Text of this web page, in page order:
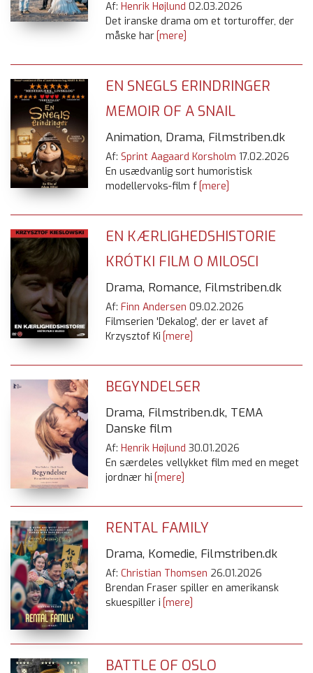
Af: Henrik Højlund 02.03.2026
Det iranske drama om et torturoffer, der
måske har[mere]
EN SNEGLS ERINDRINGER
MEMOIR OF A SNAIL
Animation, Drama, Filmstriben.dk
Af: Sprint Aagaard Korsholm 17.02.2026
En usædvanlig sort humoristisk
modellervoks-film f[mere]
EN KÆRLIGHEDSHISTORIE
KRÓTKI FILM O MILOSCI
Drama, Romance, Filmstriben.dk
Af: Finn Andersen 09.02.2026
Filmserien 'Dekalog', der er lavet af
Krzysztof Ki [mere]
BEGYNDELSER
Drama, Filmstriben.dk, TEMA
Danske film
Af: Henrik Højlund 30.01.2026
En særdeles vellykket film med en meget
jordnær hi [mere]
RENTAL FAMILY
Drama, Komedie, Filmstriben.dk
Af: Christian Thomsen 26.01.2026
Brendan Fraser spiller en amerikansk
skuespiller i [mere]
BATTLE OF OSLO